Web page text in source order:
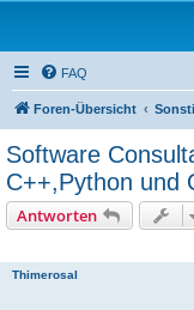
FAQ
Foren-Übersicht
Software
C++,Python und
Antworten
Thimerosal